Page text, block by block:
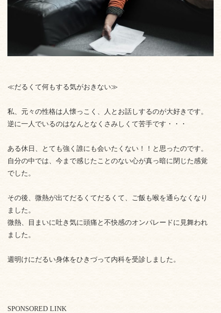
≪だるくて何もする気がおきない≫
私、元々の性格は人懐っこく、人とお話しするのが大好きです。
逆に一人でいるのはなんとなくさみしくて苦手です・・・
ある休日、とても強く誰にも会いたくない！！と思ったのです。
自分の中では、今まで感じたことのない心が真っ暗に閉じた感覚
でした。
その後、微熱が出てだるくてだるくて、ご飯も喉を通らなくなり
ました。
微熱、目まいに吐き気に頭痛と不快感のオンパレードに見舞われ
ました。
週明けにだるい身体をひきづって内科を受診しました。
SPONSORED LINK